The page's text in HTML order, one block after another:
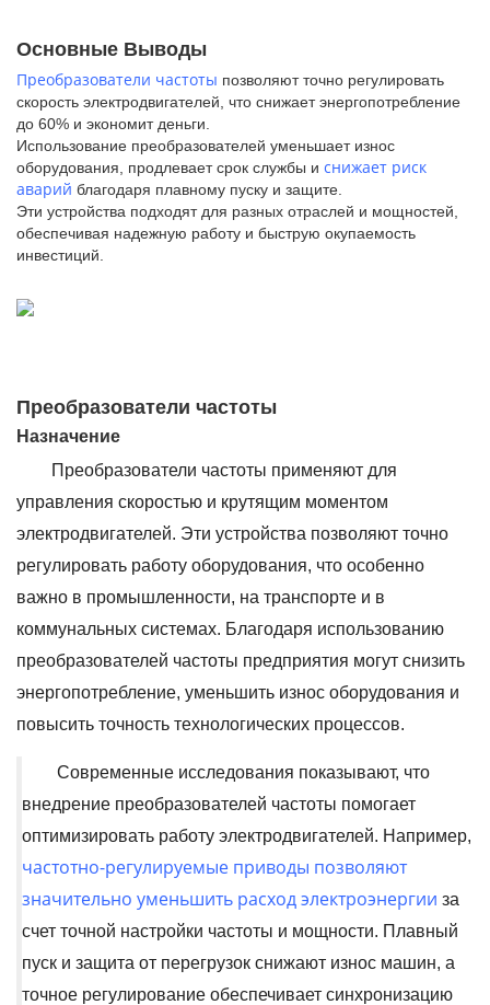
Основные Выводы
Преобразователи частоты позволяют точно регулировать
скорость электродвигателей, что снижает энергопотребление
до 60% и экономит деньги.
Использование преобразователей уменьшает износ
оборудования, продлевает срок службы и снижает риск
аварий благодаря плавному пуску и защите.
Эти устройства подходят для разных отраслей и мощностей,
обеспечивая надежную работу и быструю окупаемость
инвестиций.
Преобразователи частоты
Назначение
Преобразователи частоты применяют для
управления скоростью и крутящим моментом
электродвигателей. Эти устройства позволяют точно
регулировать работу оборудования, что особенно
важно в промышленности, на транспорте и в
коммунальных системах. Благодаря использованию
преобразователей частоты предприятия могут снизить
энергопотребление, уменьшить износ оборудования и
повысить точность технологических процессов.
Современные исследования показывают, что
внедрение преобразователей частоты помогает
оптимизировать работу электродвигателей. Например,
частотно-регулируемые приводы позволяют
значительно уменьшить расход электроэнергии за
счет точной настройки частоты и мощности. Плавный
пуск и защита от перегрузок снижают износ машин, а
точное регулирование обеспечивает синхронизацию